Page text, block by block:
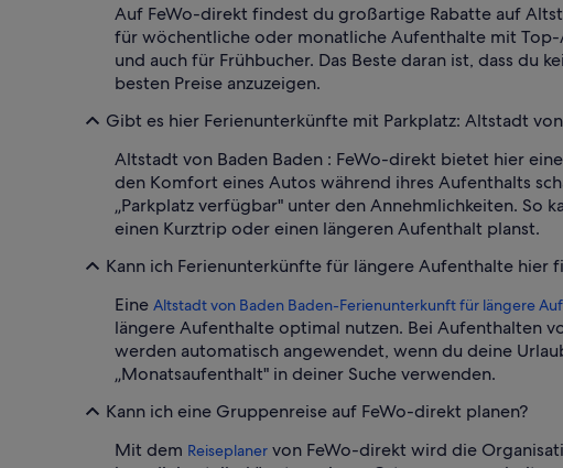
Auf FeWo-direkt findest du großartige Rabatte auf
für wöchentliche oder monatliche Aufenthalte mit
und auch für Frühbucher. Das Beste daran ist, dass
besten Preise anzuzeigen.
Gibt es hier Ferienunterkünfte mit Parkplatz: Altstadt
Altstadt von Baden Baden : FeWo-direkt bietet hier
den Komfort eines Autos während ihres Aufenthalts
„Parkplatz verfügbar" unter den Annehmlichkeiten. So
einen Kurztrip oder einen längeren Aufenthalt planst.
Kann ich Ferienunterkünfte für längere Aufenthalte hier
Eine Altstadt von Baden Baden-Ferienunterkunft für längere
längere Aufenthalte optimal nutzen. Bei Aufenthalten
werden automatisch angewendet, wenn du deine
„Monatsaufenthalt" in deiner Suche verwenden.
Kann ich eine Gruppenreise auf FeWo-direkt planen?
Mit dem Reiseplaner von FeWo-direkt wird die